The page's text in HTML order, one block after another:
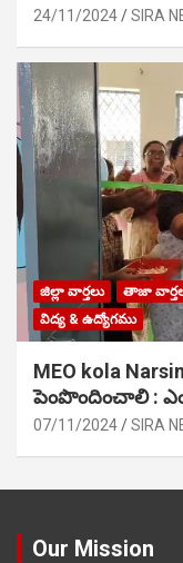
24/11/2024 SIRA
జిల్లా వార్తలు తాజా
విద్య & ఉద్యోగము
MEO kola
పెంపొందించాలి :
07/11/2024 SIRA
Our Mission